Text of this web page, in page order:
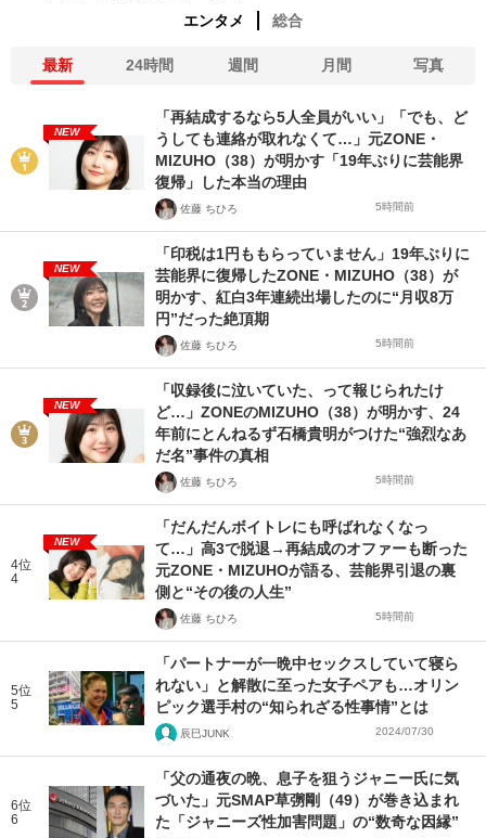
エンタメ 総合
最新 24時間 週間 月間 写真
NEW
「再結成するなら5人全員がいい」「でも、ど
うしても連絡が取れなくて…」元ZONE・
MIZUHO（38）が明かす「19年ぶりに芸能界
復帰」した本当の理由
佐藤 ちひろ 5時間前
NEW
「印税は1円ももらっていません」19年ぶりに
芸能界に復帰したZONE・MIZUHO（38）が
明かす、紅白3年連続出場したのに“月収8万
円”だった絶頂期
佐藤 ちひろ 5時間前
NEW
「収録後に泣いていた、って報じられたけ
ど…」ZONEのMIZUHO（38）が明かす、24
年前にとんねるず石橋貴明がつけた“強烈なあ
だ名”事件の真相
佐藤 ちひろ 5時間前
4位
4
NEW
「だんだんボイトレにも呼ばれなくなっ
て…」高3で脱退→再結成のオファーも断った
元ZONE・MIZUHOが語る、芸能界引退の裏
側と“その後の人生”
佐藤 ちひろ 5時間前
5位
5
「パートナーが一晩中セックスしていて寝ら
れない」と解散に至った女子ペアも…オリン
ピック選手村の“知られざる性事情”とは
辰巳JUNK 2024/07/30
6位
6
「父の通夜の晩、息子を狙うジャニー氏に気
づいた」元SMAP草彅剛（49）が巻き込まれ
た「ジャニーズ性加害問題」の“数奇な因縁”